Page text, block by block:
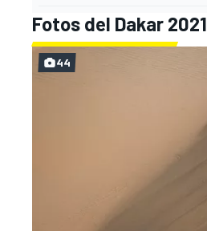
Fotos del Dakar 2021
44